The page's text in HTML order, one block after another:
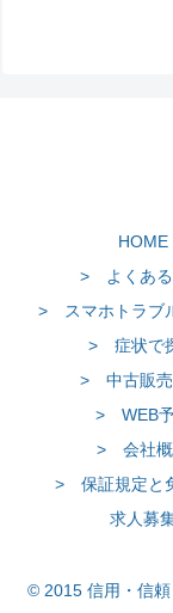
HOME
> よくある
> スマホトラブ
> 症状で
> 中古販
> WEB
> 会社
> 保証規定と
求人募
© 2015 信用・信